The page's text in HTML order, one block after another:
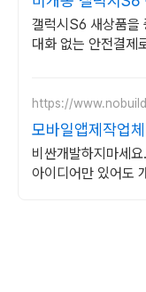
브랜드 중고거래
갤럭시S6 새상품을
대화 없는 안전결제
https://
모바일앱제작업
비싼개발하지마세
아이디어만 있어도